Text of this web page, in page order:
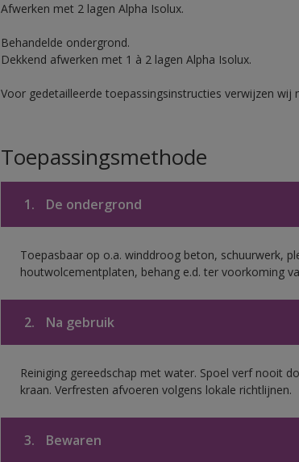
Afwerken met 2 lagen Alpha Isolux.
Behandelde ondergrond.
Dekkend afwerken met 1 à 2 lagen Alpha Isolux.
Voor gedetailleerde toepassingsinstructies verwijzen
Toepassingsmethode
1. De ondergrond
Toepasbaar op o.a. winddroog beton, schuurwerk,
houtwolcementplaten, behang e.d. ter voorkoming
2. Na gebruik
Reiniging gereedschap met water. Spoel verf nooit
kraan. Verfresten afvoeren volgens lokale richtlijnen.
3. Bewaren